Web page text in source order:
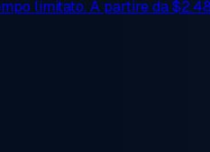
limitato. A partire da